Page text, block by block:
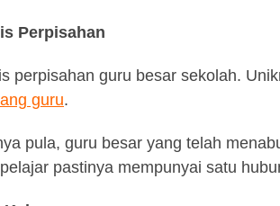
Perpisahan
perpisahan guru besar sekolah.
guru.
pula, guru besar yang telah
pastinya mempunyai satu